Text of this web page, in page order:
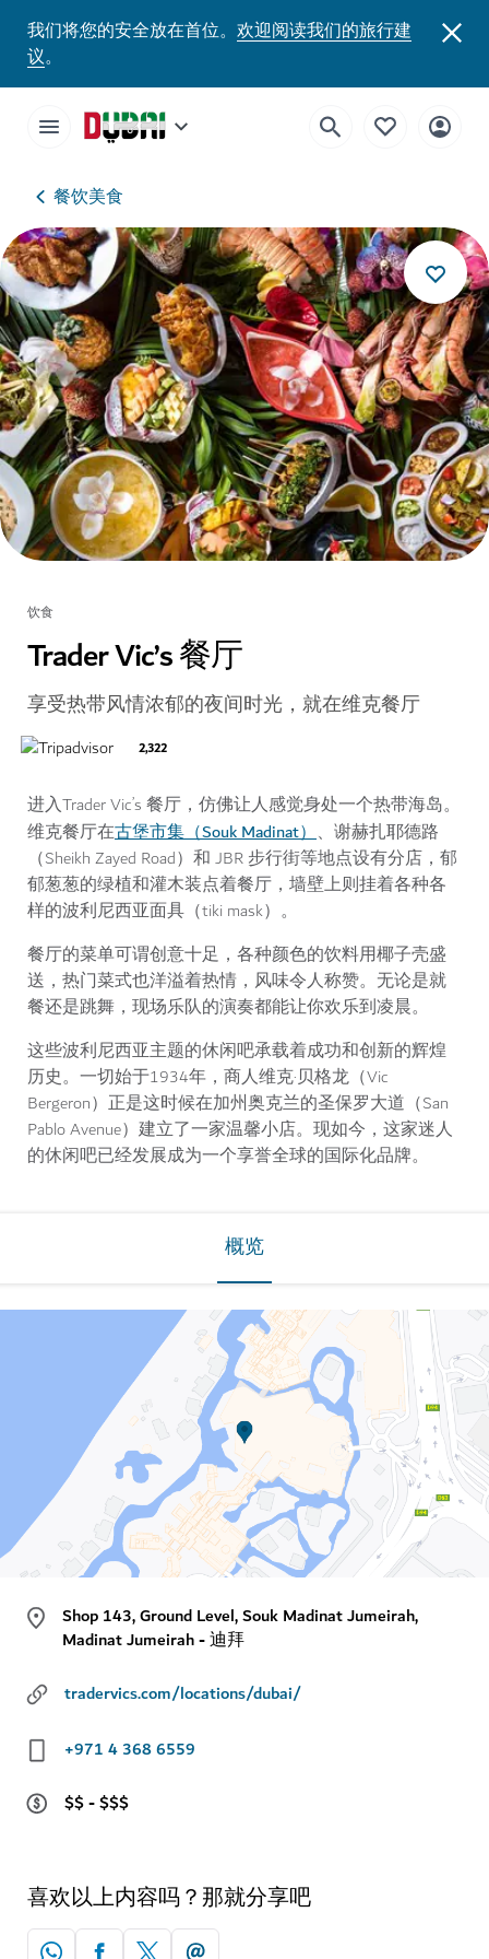
我们将您的安全放在首位。 欢迎阅读我们的旅行建
议。
餐饮美食
饮食
Trader Vic’s 餐厅
享受热带风情浓郁的夜间时光，就在维克餐厅
2,322
进入Trader Vic’s 餐厅，仿佛让人感觉身处一个热带海岛。
维克餐厅在古堡市集（Souk Madinat）、谢赫扎耶德路
（Sheikh Zayed Road）和 JBR 步行街等地点设有分店，郁
郁葱葱的绿植和灌木装点着餐厅，墙壁上则挂着各种各
样的波利尼西亚面具（tiki mask）。
餐厅的菜单可谓创意十足，各种颜色的饮料用椰子壳盛
送，热门菜式也洋溢着热情，风味令人称赞。无论是就
餐还是跳舞，现场乐队的演奏都能让你欢乐到凌晨。
这些波利尼西亚主题的休闲吧承载着成功和创新的辉煌
历史。一切始于1934年，商人维克·贝格龙（Vic
Bergeron）正是这时候在加州奥克兰的圣保罗大道（San
Pablo Avenue）建立了一家温馨小店。现如今，这家迷人
的休闲吧已经发展成为一个享誉全球的国际化品牌。
概览
Shop 143, Ground Level, Souk Madinat Jumeirah,
Madinat Jumeirah - 迪拜
tradervics.com/locations/dubai/
+971 4 368 6559
$$ - $$$
喜欢以上内容吗？那就分享吧